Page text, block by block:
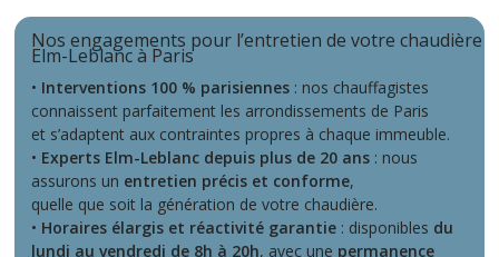
Nos engagements pour l’entretien de votre chaudière
Elm-Leblanc à Paris
• Interventions 100 % parisiennes : nos chauffagistes
connaissent parfaitement les arrondissements de Paris
et s’adaptent aux contraintes propres à chaque immeuble.
• Experts Elm-Leblanc depuis plus de 20 ans : nous
assurons un entretien précis et conforme,
quelle que soit la génération de votre chaudière.
• Horaires élargis et réactivité garantie : disponibles du
lundi au vendredi de 8h à 20h, avec une permanence